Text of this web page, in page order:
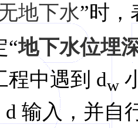
地下水”时，
“地下水位埋
程中遇到 dw
d 输入，并自